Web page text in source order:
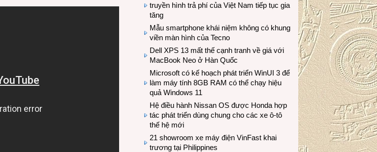
truyền hình trả phí của Việt Nam tiếp tục gia
tăng
Mẫu smartphone khái niệm không có khung
viền màn hình của Tecno
Dell XPS 13 mất thế cạnh tranh về giá với
MacBook Neo ở Hàn Quốc
Microsoft có kế hoạch phát triển WinUI 3 để
làm máy tính 8GB RAM có thể chạy hiệu
quả Windows 11
Hệ điều hành Nissan OS được Honda hợp
tác phát triển dùng chung cho các xe ô-tô
thế hệ mới
21 showroom xe máy điện VinFast khai
trương tại Philippines